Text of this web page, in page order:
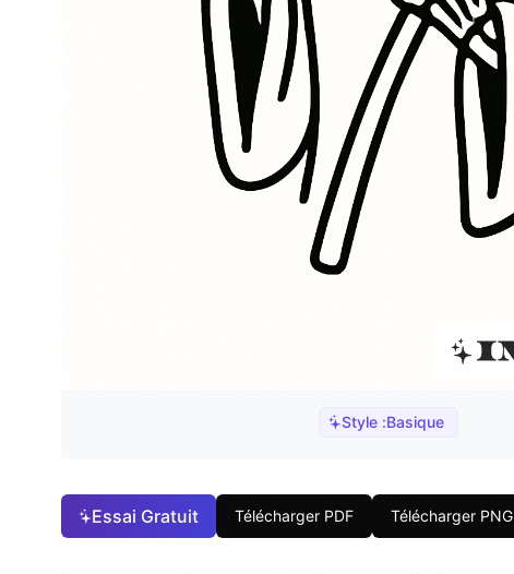
Style :Basique
Essai Gratuit Télécharger PDF Télécharger PNG